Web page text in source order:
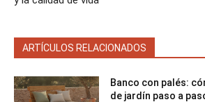
ARTÍCULOS RELACIONADOS
Banco con palés:
de jardín paso a